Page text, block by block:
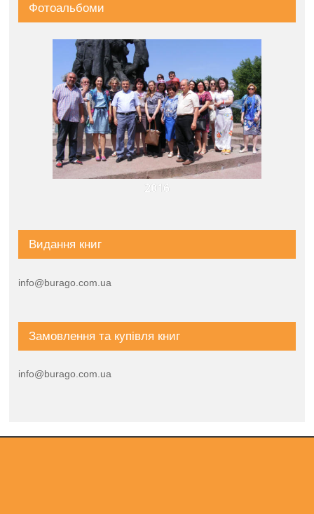
Фотоальбоми
2016
Видання книг
info@burago.com.ua
Замовлення та купівля книг
info@burago.com.ua